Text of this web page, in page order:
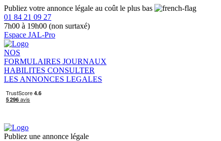
Publiez votre annonce légale au coût le plus bas
01 84 21 09 27
7h00 à 19h00 (non surtaxé)
Espace JAL-Pro
NOS
FORMULAIRES JOURNAUX
HABILITES CONSULTER
LES ANNONCES LEGALES
Publiez une annonce légale